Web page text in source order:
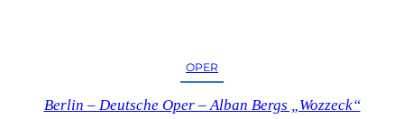
OPER
Berlin – Deutsche Oper – Alban Bergs „Wozzeck“